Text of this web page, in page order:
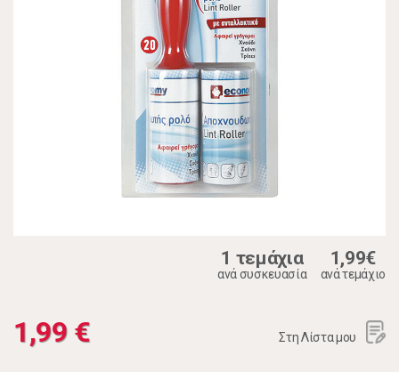
1 τεμάχια
ανά συσκευασία
1,99€
ανά τεμάχιο
1,99 € Στη Λίστα μου